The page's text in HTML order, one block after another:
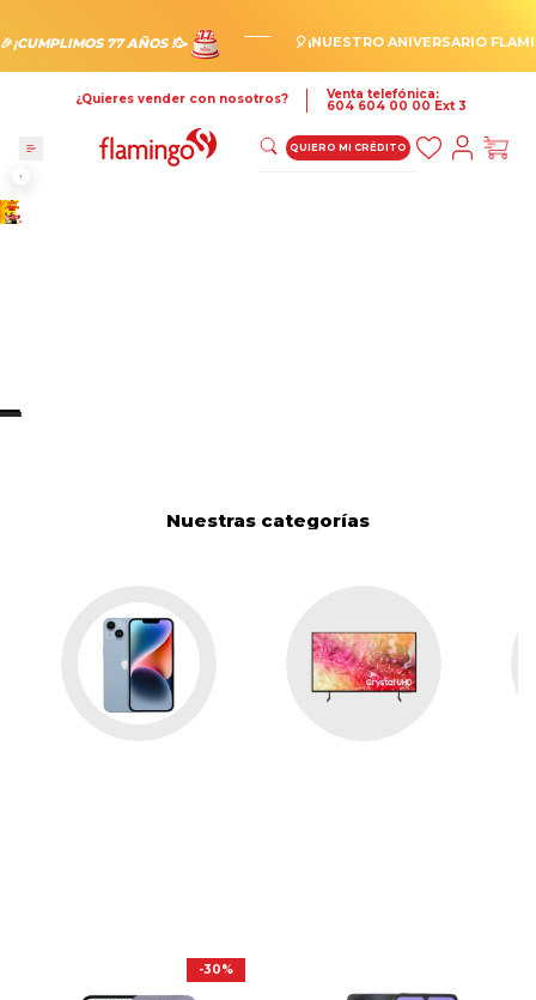
🎉¡CUMPLIMOS 77 AÑOS !🥳 🎈¡NUESTRO ANIVERSARIO
¿Quieres vender con nosotros? Venta telefónica:
604 604 00 00 Ext 3
QUIERO MI CRÉDITO
Nuestras categorías
-30%
contenido